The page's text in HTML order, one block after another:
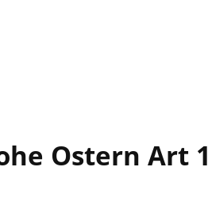
Ostern Art 1